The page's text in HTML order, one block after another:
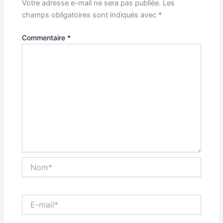
Votre adresse e-mail ne sera pas publiée. Les
champs obligatoires sont indiqués avec *
Commentaire *
mail*